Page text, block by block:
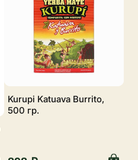
Kurupi Katuava Burrito,
500 гр.